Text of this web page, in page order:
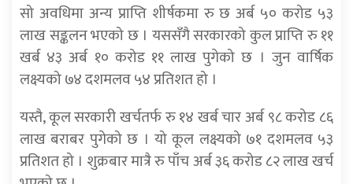
सो अवधिमा अन्य प्राप्ति शीर्षकमा रु छ अर्ब ५० करोड ५३
लाख सङ्कलन भएको छ । यससँगै सरकारको कुल प्राप्ति रु ११
खर्ब ४३ अर्ब १० करोड ११ लाख पुगेको छ । जुन वार्षिक
लक्ष्यको ७४ दशमलव ५४ प्रतिशत हो ।
यस्तै, कूल सरकारी खर्चतर्फ रु १४ खर्ब चार अर्ब ९८ करोड ८६
लाख बराबर पुगेको छ । यो कूल लक्ष्यको ७१ दशमलव ५३
प्रतिशत हो । शुक्रबार मात्रै रु पाँच अर्ब ३६ करोड ८२ लाख खर्च